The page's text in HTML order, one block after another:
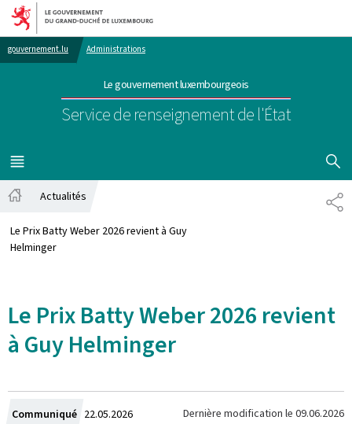
Aller au menu principal
Aller au contenu
gouvernement.lu Administrations
Le gouvernement luxembourgeois
Service de renseignement de l'État
MENU
PRINCIPAL
Actualités
Le Prix Batty Weber 2026 revient à Guy
Helminger
Le Prix Batty Weber 2026 revient
à Guy Helminger
Communiqué Crée
22.05.2026 Dernière modification le 09.06.2026